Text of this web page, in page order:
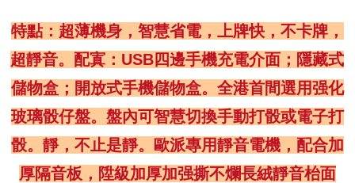
特點：超薄機身，智慧省電，上牌快，不卡牌，
超靜音。 配寘：USB四邊手機充電介面；隱藏式
儲物盒；開放式手機儲物盒。 全港首間選用强化
玻璃骰仔盤。 盤內可智慧切換手動打骰或電子打
骰。 靜，不止是靜。歐派專用靜音電機，配合加
厚隔音板， 陞級加厚加强撕不爛長絨靜音枱面